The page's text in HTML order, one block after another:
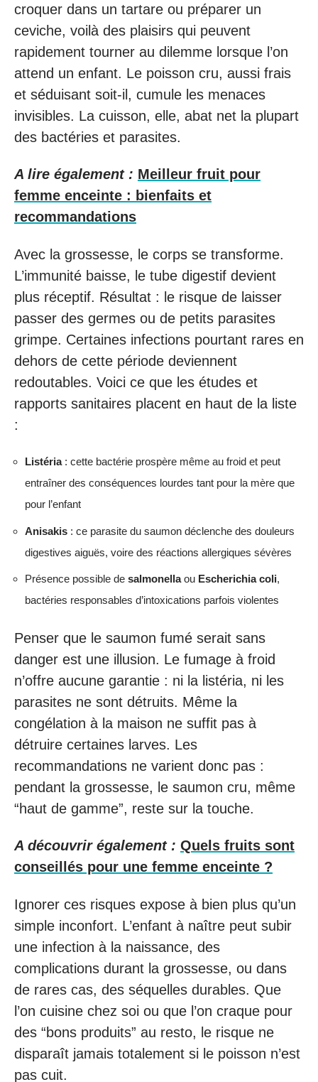
croquer dans un tartare ou préparer un
ceviche, voilà des plaisirs qui peuvent
rapidement tourner au dilemme lorsque l’on
attend un enfant. Le poisson cru, aussi frais
et séduisant soit-il, cumule les menaces
invisibles. La cuisson, elle, abat net la plupart
des bactéries et parasites.
A lire également : Meilleur fruit pour
femme enceinte : bienfaits et
recommandations
Avec la grossesse, le corps se transforme.
L’immunité baisse, le tube digestif devient
plus réceptif. Résultat : le risque de laisser
passer des germes ou de petits parasites
grimpe. Certaines infections pourtant rares en
dehors de cette période deviennent
redoutables. Voici ce que les études et
rapports sanitaires placent en haut de la liste
:
Listéria: cette bactérie prospère même au froid et peut
entraîner des conséquences lourdes tant pour la mère que
pour l’enfant
Anisakis : ce parasite du saumon déclenche des douleurs
digestives aiguës, voire des réactions allergiques sévères
Présence possible de salmonellaou Escherichia coli,
bactéries responsables d’intoxications parfois violentes
Penser que le saumon fumé serait sans
danger est une illusion. Le fumage à froid
n’offre aucune garantie : ni la listéria, ni les
parasites ne sont détruits. Même la
congélation à la maison ne suffit pas à
détruire certaines larves. Les
recommandations ne varient donc pas :
pendant la grossesse, le saumon cru, même
“haut de gamme”, reste sur la touche.
A découvrir également : Quels fruits sont
conseillés pour une femme enceinte ?
Ignorer ces risques expose à bien plus qu’un
simple inconfort. L’enfant à naître peut subir
une infection à la naissance, des
complications durant la grossesse, ou dans
de rares cas, des séquelles durables. Que
l’on cuisine chez soi ou que l’on craque pour
des “bons produits” au resto, le risque ne
disparaît jamais totalement si le poisson n’est
pas cuit.